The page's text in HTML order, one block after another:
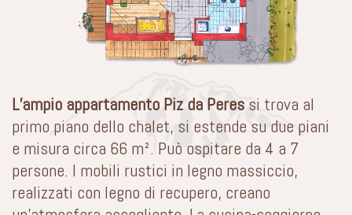
L’ampio appartamento Piz da Peres si trova al
primo piano dello chalet, si estende su due piani
e misura circa 66 m². Può ospitare da 4 a 7
persone. I mobili rustici in legno massiccio,
realizzati con legno di recupero, creano